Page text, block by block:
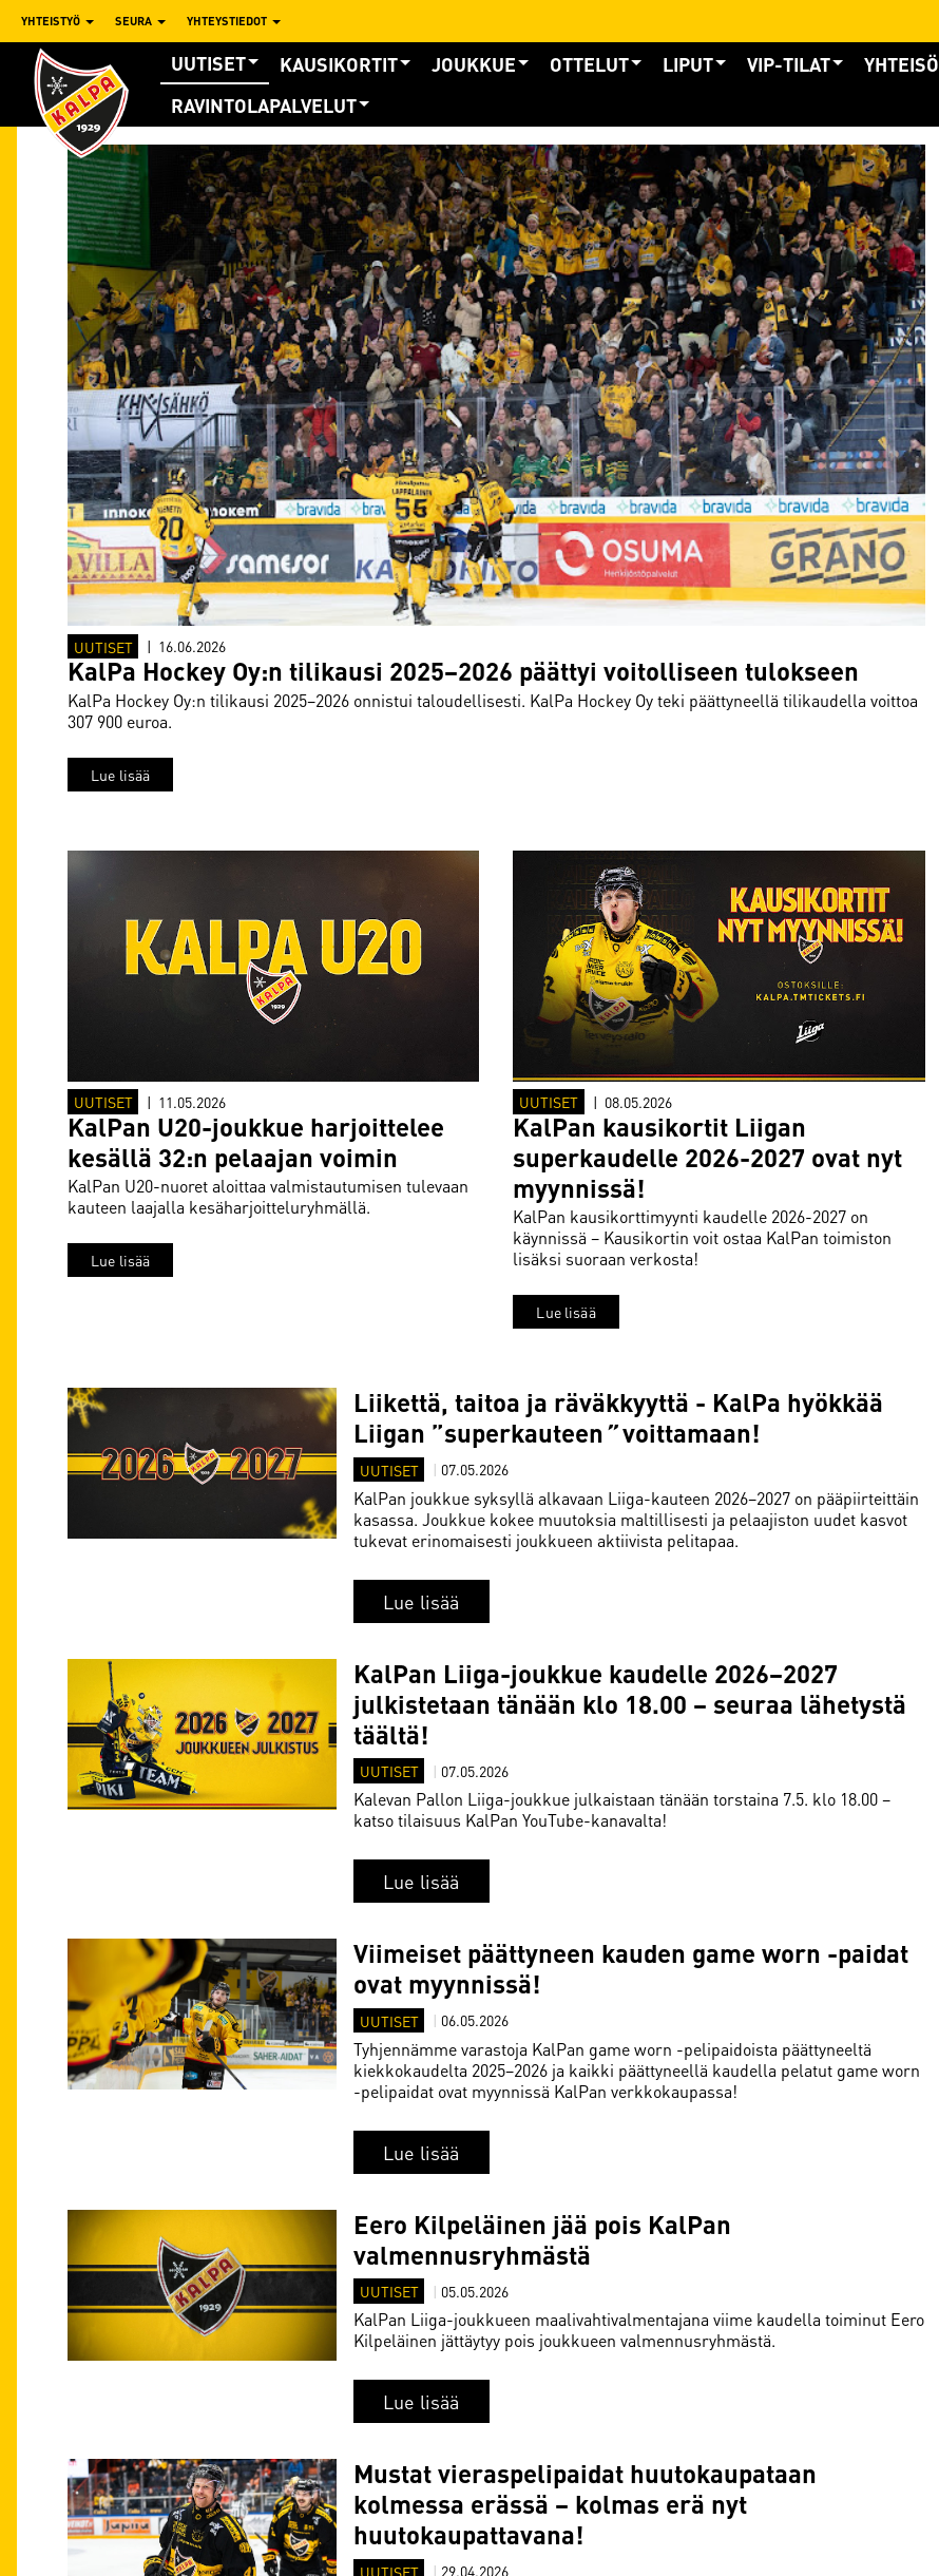
YHTEISTYÖ SEURA YHTEYSTIEDOT
UUTISET KAUSIKORTIT JOUKKUE OTTELUT LIPUT VIP-TILAT
YHTEISÖ
RAVINTOLAPALVELUT
KalPa Hockey Oy:n tilikausi 2025–2026 päättyi voitolliseen tulokseen
UUTISET | 16.06.2026
KalPa Hockey Oy:n tilikausi 2025–2026 onnistui taloudellisesti. KalPa Hockey Oy teki päättyneellä tilikaudella voittoa
307 900 euroa.
Lue lisää
KalPan U20-joukkue harjoittelee
kesällä 32:n pelaajan voimin
UUTISET | 11.05.2026
KalPan U20-nuoret aloittaa valmistautumisen tulevaan
kauteen laajalla kesäharjoitteluryhmällä.
Lue lisää
KalPan kausikortit Liigan
superkaudelle 2026-2027 ovat nyt
myynnissä!
UUTISET | 08.05.2026
KalPan kausikorttimyynti kaudelle 2026-2027 on
käynnissä – Kausikortin voit ostaa KalPan toimiston
lisäksi suoraan verkosta!
Lue lisää
Liikettä, taitoa ja räväkkyyttä - KalPa hyökkää
Liigan ”superkauteen”voittamaan!
UUTISET | 07.05.2026
KalPan joukkue syksyllä alkavaan Liiga-kauteen 2026–2027 on pääpiirteittäin
kasassa. Joukkue kokee muutoksia maltillisesti ja pelaajiston uudet kasvot
tukevat erinomaisesti joukkueen aktiivista pelitapaa.
Lue lisää
KalPan Liiga-joukkue kaudelle 2026–2027
julkistetaan tänään klo 18.00 – seuraa lähetystä
täältä!
UUTISET | 07.05.2026
Kalevan Pallon Liiga-joukkue julkaistaan tänään torstaina 7.5. klo 18.00 –
katso tilaisuus KalPan YouTube-kanavalta!
Lue lisää
Viimeiset päättyneen kauden game worn -paidat
ovat myynnissä!
UUTISET | 06.05.2026
Tyhjennämme varastoja KalPan game worn -pelipaidoista päättyneeltä
kiekkokaudelta 2025–2026 ja kaikki päättyneellä kaudella pelatut game worn
-pelipaidat ovat myynnissä KalPan verkkokaupassa!
Lue lisää
Eero Kilpeläinen jää pois KalPan
valmennusryhmästä
UUTISET | 05.05.2026
KalPan Liiga-joukkueen maalivahtivalmentajana viime kaudella toiminut Eero
Kilpeläinen jättäytyy pois joukkueen valmennusryhmästä.
Lue lisää
Mustat vieraspelipaidat huutokaupataan
kolmessa erässä – kolmas erä nyt
huutokaupattavana!
UUTISET | 29.04.2026